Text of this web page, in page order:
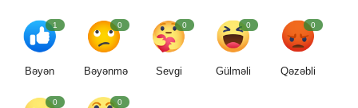
1
Bəyən
0
Bəyənmə
0
Sevgi
0
Gülməli
0
Qəzəbli
0 0